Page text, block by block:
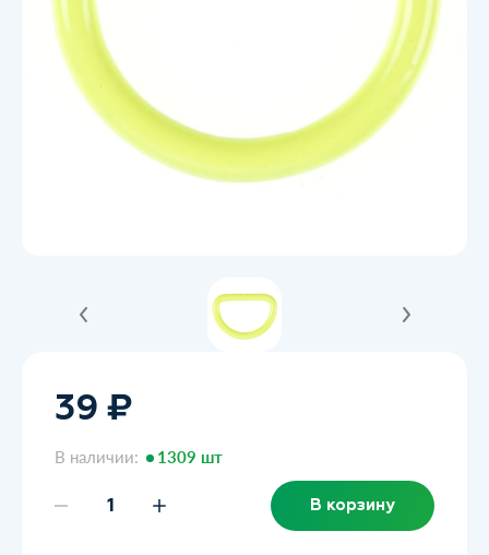
39 ₽
В наличии: 1309 шт
В корзину